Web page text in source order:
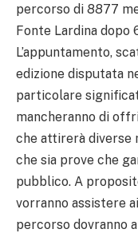
percorso di 8877
Fonte Lardina dopo
L’appuntamento,
edizione disputata
particolare
mancheranno di
che attirerà diverse
che sia prove che
pubblico. A
vorranno assistere
percorso dovranno